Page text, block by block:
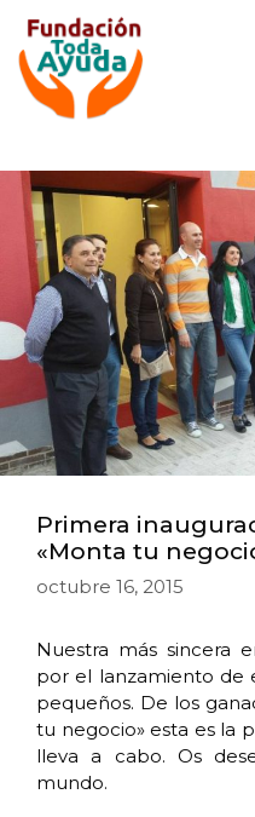
Primera
«Monta tu
octubre 16, 2015
Nuestra más sincera
por el lanzamiento de
pequeños. De los
tu negocio» esta es la
lleva a cabo. Os
mundo.